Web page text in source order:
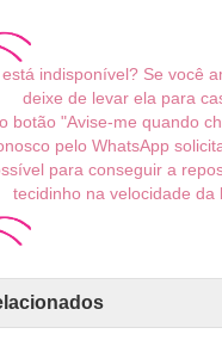
indisponível? Se você
deixe de levar ela para
botão "Avise-me quando
pelo WhatsApp
para conseguir a
tecidinho na velocidade da